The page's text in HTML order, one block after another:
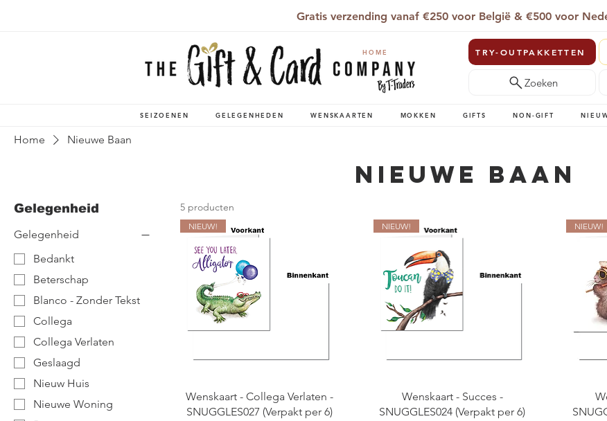
Gratis verzending vanaf €250 voor België & €500 voor
HOME TRY-OUTPAKKETTEN
Zoeken
SEIZOENEN GELEGENHEDEN WENSKAARTEN MOKKEN GIFTS NON-GIFT
Home Nieuwe Baan
Nieuwe Baan
Gelegenheid
Gelegenheid
Bedankt
Beterschap
Blanco - Zonder Tekst
Collega
Collega Verlaten
Geslaagd
Nieuw Huis
Nieuwe Woning
5 producten
NIEUW!
Wenskaart - Collega Verlaten -
SNUGGLES027 (Verpakt per 6)
NIEUW!
Wenskaart - Succes -
SNUGGLES024 (Verpakt per 6)
NIEUW!